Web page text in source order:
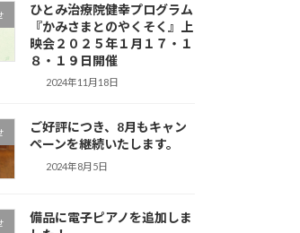
ひとみ治療院健幸プログラム
『かみさまとのやくそく』上
映会２０２５年１月１７・１
８・１９日開催
2024年11月18日
ご好評につき、8月もキャン
ペーンを継続いたします。
2024年8月5日
備品に電子ピアノを追加しま